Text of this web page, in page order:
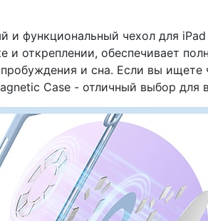
и функциональный чехол для
откреплении, обеспечивает
и сна. Если вы ищете
Case - отличный выбор для